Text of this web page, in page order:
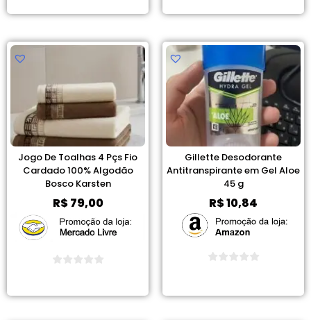
Jogo De Toalhas 4 Pçs Fio
Cardado 100% Algodão
Bosco Karsten
R$79,00
Gillette Desodorante
Antitranspirante em Gel Aloe
45 g
R$10,84